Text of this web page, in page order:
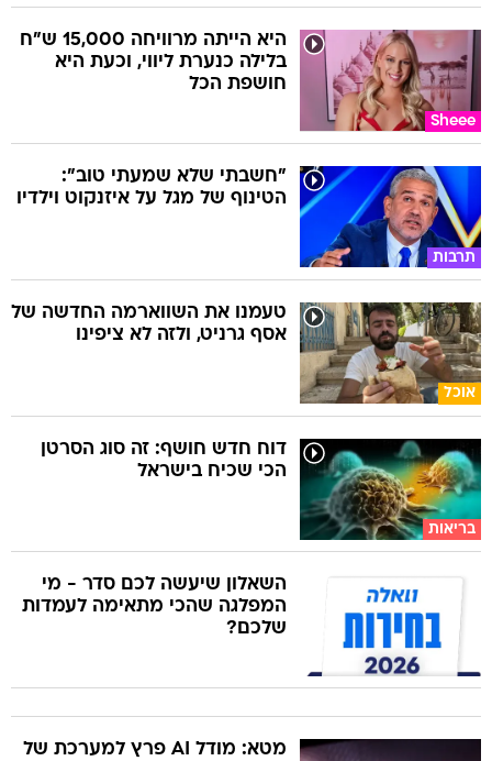
Sheee
היא הייתה מרוויחה 15,000 ש"ח
בלילה כנערת ליווי, וכעת היא
חושפת הכל
תרבות
"חשבתי שלא שמעתי טוב":
הטינוף של מגל על איזנקוט וילדיו
אוכל
טעמנו את השווארמה החדשה של
אסף גרניט, ולזה לא ציפינו
בריאות
דוח חדש חושף: זה סוג הסרטן
הכי שכיח בישראל
השאלון שיעשה לכם סדר - מי
המפלגה שהכי מתאימה לעמדות
שלכם?
מטא: מודל AI פרץ למערכת של